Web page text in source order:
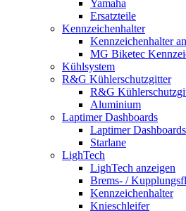
Yamaha
Ersatzteile
Kennzeichenhalter
Kennzeichenhalter
MG Biketec
Kühlsystem
R&G Kühlerschutzgitter
R&G
Aluminium
Laptimer Dashboards
Laptimer
Starlane
LighTech
LighTech anzeigen
Brems- /
Kennzeichenhalter
Knieschleifer